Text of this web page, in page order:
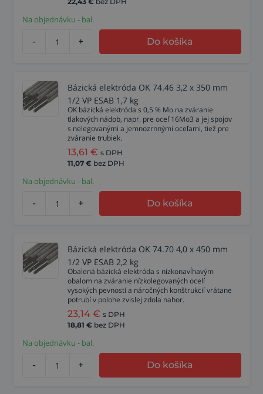
Na objednávku - bal.
- + Do košíka
Bázická elektróda OK 74.46 3,2 x 350 mm
1/2 VP ESAB 1,7 kg
OK bázická elektróda s 0,5 % Mo na zváranie
tlakových nádob, napr. pre oceľ 16Mo3 a jej spojov
s nelegovanými a jemnozrnnými oceľami, tiež pre
zváranie trubiek.
13,61 € s DPH
11,07 € bez DPH
Na objednávku - bal.
- + Do košíka
Bázická elektróda OK 74.70 4,0 x 450 mm
1/2 VP ESAB 2,2 kg
Obalená bázická elektróda s nízkonavĺhavým
obalom na zváranie nízkolegovaných ocelí
vysokých pevností a náročných konštrukcií vrátane
potrubí v polohe zvislej zdola nahor.
23,14 € s DPH
18,81 € bez DPH
Na objednávku - bal.
- + Do košíka